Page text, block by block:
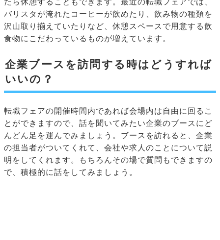
たら休憩することもできます。最近の転職フェアでは、
バリスタが淹れたコーヒーが飲めたり、飲み物の種類を
沢山取り揃えていたりなど、休憩スペースで用意する飲
食物にこだわっているものが増えています。
企業ブースを訪問する時はどうすれば
いいの？
転職フェアの開催時間内であれば会場内は自由に回るこ
とができますので、話を聞いてみたい企業のブースにど
んどん足を運んでみましょう。ブースを訪れると、企業
の担当者がついてくれて、会社や求人のことについて説
明をしてくれます。もちろんその場で質問もできますの
で、積極的に話をしてみましょう。